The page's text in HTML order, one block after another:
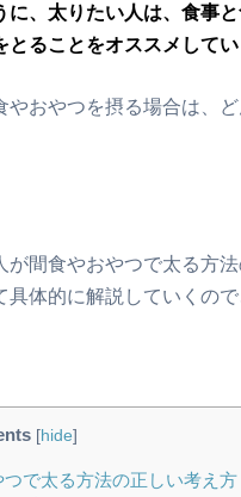
に、太りたい人は、食事
ることをオススメしてい
やおやつを摂る場合は、
が間食やおやつで太る方
体的に解説していくの
[hide]
で太る方法の正しい考え方